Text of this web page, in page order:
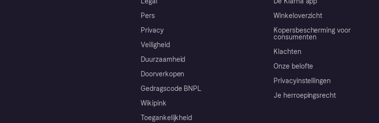
Pers
Privacy
Veiligheid
Duurzaamheid
Doorverkopen
Gedragscode BNPL
Wikipink
Toegankelijkheid
Winkeloverzicht
Kopersbescherming voor
consumenten
Klachten
Onze belofte
Privacyinstellingen
Je herroepingsrecht